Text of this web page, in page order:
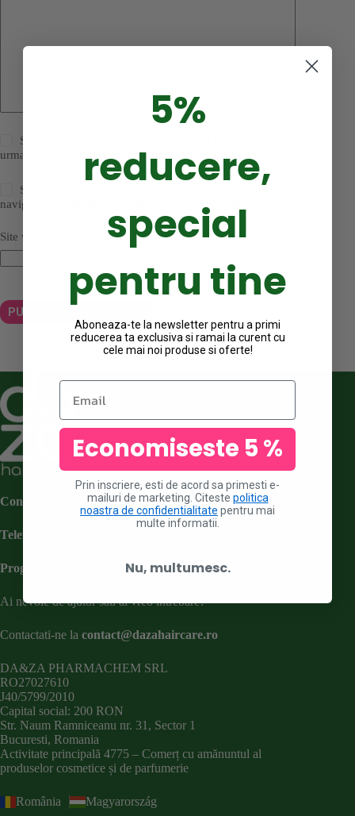
Salveaza-mi numele, email-ul, in acest browser pentru
urmatoarea data cand voi comenta.
Salvează-mi numele, emailul și site-ul web în acest
navigator pentru data viitoare când o să comentez.
Site web
PUBLICĂ COMENTARIUL
Contactati-ne
Telefon
Program: Luni – Vineri: 07:00 – 16:00
Ai nevoie de ajutor sau ai vreo intrebare?
Contactati-ne la contact@dazahaircare.ro
DA&ZA PHARMACHEM SRL
RO27027610
J40/5799/2010
Capital social: 200 RON
Str. Naum Ramniceanu nr. 31, Sector 1
Bucuresti, Romania
Activitate principală 4775 – Comerț cu amănuntul al
produselor cosmetice și de parfumerie
România
Magyarország
5%
reducere,
special
pentru tine
Aboneaza-te la newsletter pentru a primi
reducerea ta exclusiva si ramai la curent cu
cele mai noi produse si oferte!
Email
Economiseste 5 %
Prin inscriere, esti de acord sa primesti e-
mailuri de marketing. Citeste politica
noastra de confidentialitate pentru mai
multe informatii.
Nu, multumesc.